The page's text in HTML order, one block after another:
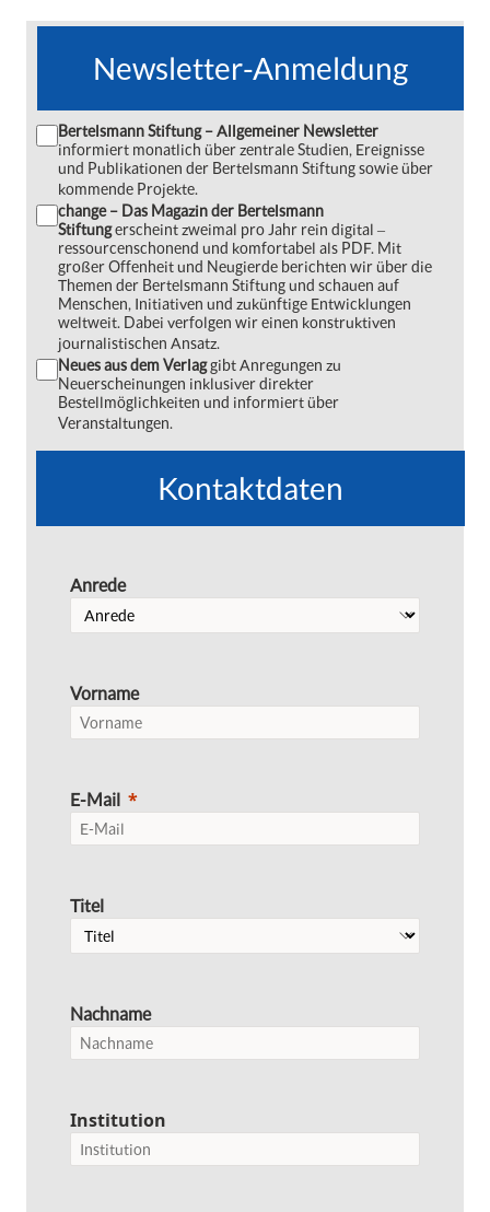
Newsletter-Anmeldung
Bertelsmann Stiftung – Allgemeiner Newsletter
informiert monatlich über zentrale Studien, Ereignisse
und Publikationen der Bertelsmann Stiftung sowie über
kommende Projekte.
change – Das Magazin der Bertelsmann
Stiftungerscheint zweimal pro Jahr rein digital ‒
ressourcenschonend und komfortabel als PDF. Mit
großer Offenheit und Neugierde berichten wir über die
Themen der Bertelsmann Stiftung und schauen auf
Menschen, Initiativen und zukünftige Entwicklungen
weltweit. Dabei verfolgen wir einen konstruktiven
journalistischen Ansatz.
Neues aus dem Verlaggibt Anregungen zu
Neuerscheinungen inklusiver direkter
Bestellmöglichkeiten und informiert über
Veranstaltungen.
Kontaktdaten
Anrede
Vorname
E-Mail
Titel
Nachname
Institution